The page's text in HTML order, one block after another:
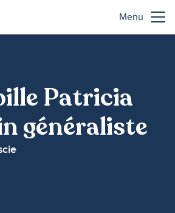
Menu
Patricia
généraliste